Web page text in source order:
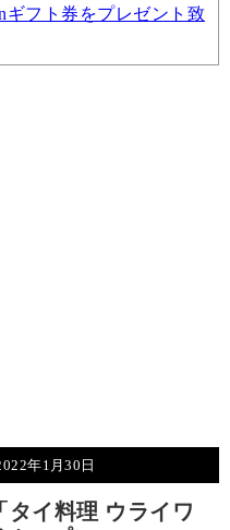
ギフト券をプレゼント致
年1月30日
タイ料理 ウライワ